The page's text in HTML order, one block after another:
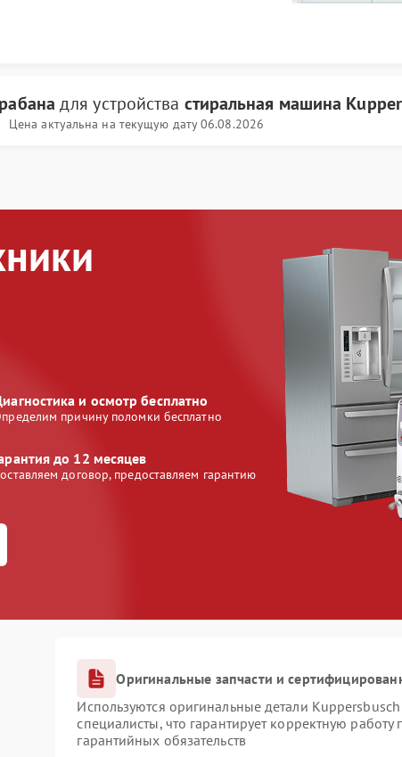
для устройства стиральная машина
Цена актуальна на текущую дату 06.08.2026
и осмотр бесплатно
причину поломки бесплатно
до 12 месяцев
договор, предоставляем гарантию
Оригинальные запчасти и
Используются оригинальные детали
специалисты, что гарантирует корректную
гарантийных обязательств